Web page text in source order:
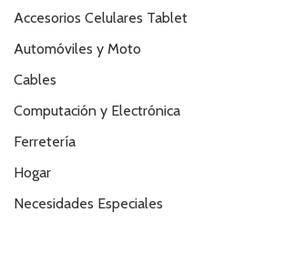
Accesorios Celulares Tablet
Automóviles y Moto
Cables
Computación y Electrónica
Ferretería
Hogar
Necesidades Especiales